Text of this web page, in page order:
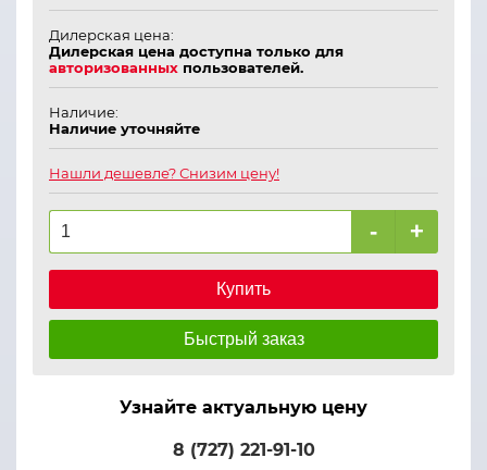
Дилерская цена:
Дилерская цена доступна только для
авторизованных пользователей.
Наличие:
Наличие уточняйте
Нашли дешевле? Снизим цену!
- +
Купить
Быстрый заказ
Узнайте актуальную цену
8 (727) 221-91-10